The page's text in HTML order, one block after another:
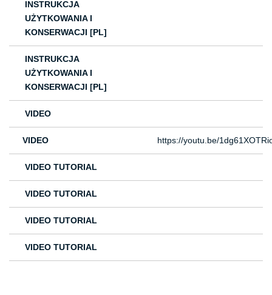
INSTRUKCJA
UŻYTKOWANIA I
KONSERWACJI [PL]
INSTRUKCJA
UŻYTKOWANIA I
KONSERWACJI [PL]
VIDEO
VIDEO https://youtu.be/
VIDEO TUTORIAL
VIDEO TUTORIAL
VIDEO TUTORIAL
VIDEO TUTORIAL